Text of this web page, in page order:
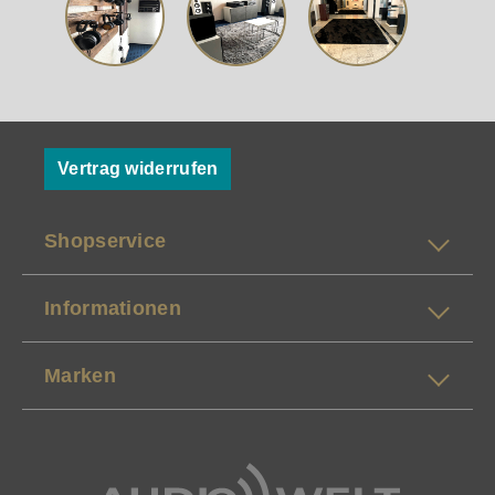
längere Kabelwege interessant, weil sie
Störeinflüsse wirkungsvoll unterdrücken und die
Signalintegrität erhalten. Zusätzlich macht ein
unterschiedlichsten Kopfhörertypen. Damit eignet
sich das Gerät nicht nur als Streaming-Quelle für
778S weniger „Feature-Show“ als konsequent auf
Musik ausgerichtetes Streaming-Modul: schnell
eingerichtet, vielseitig im Alltag und technisch so
abgestimmt, dass Klangtreue und Bedienbarkeit
Hand in Hand gehen.
Vertrag widerrufen
Shopservice
Informationen
Marken